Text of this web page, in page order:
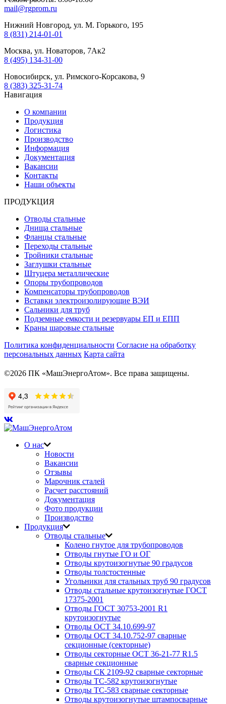
mail@rgprom.ru
Нижний Новгород, ул. М. Горького, 195
8 (831) 214-01-01
Москва, ул. Новаторов, 7Ак2
8 (495) 134-31-00
Новосибирск, ул. Римского-Корсакова, 9
8 (383) 325-31-74
Навигация
О компании
Продукция
Логистика
Производство
Информация
Документация
Вакансии
Контакты
Наши объекты
ПРОДУКЦИЯ
Отводы стальные
Днища стальные
Фланцы стальные
Переходы стальные
Тройники стальные
Заглушки стальные
Штуцера металлические
Опоры трубопроводов
Компенсаторы трубопроводов
Вставки электроизолирующие ВЭИ
Сальники для труб
Подземные емкости и резервуары ЕП и ЕПП
Краны шаровые стальные
Политика конфиденциальности Согласие на обработку
персональных данных Карта сайта
©2026 ПК «МашЭнергоАтом». Все права защищены.
О нас
Новости
Вакансии
Отзывы
Марочник сталей
Расчет расстояний
Документация
Фото продукции
Производство
Продукция
Отводы стальные
Колено гнутое для трубопроводов
Отводы гнутые ГО и ОГ
Отводы крутоизогнутые 90 градусов
Отводы толстостенные
Угольники для стальных труб 90 градусов
Отводы стальные крутоизогнутые ГОСТ
17375-2001
Отводы ГОСТ 30753-2001 R1
крутоизогнутые
Отводы ОСТ 34.10.699-97
Отводы ОСТ 34.10.752-97 сварные
секционные (секторные)
Отводы секторные ОСТ 36-21-77 R1.5
сварные секционные
Отводы СК 2109-92 сварные секторные
Отводы ТС-582 крутоизогнутые
Отводы ТС-583 сварные секторные
Отводы крутоизогнутые штампосварные